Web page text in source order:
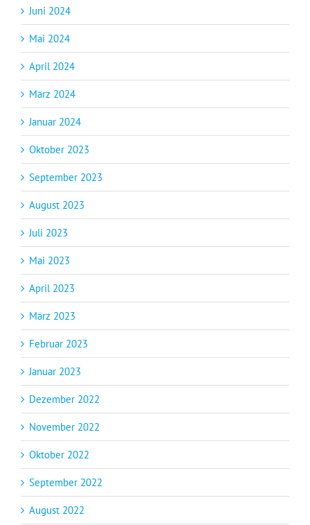
Juni 2024
Mai 2024
April 2024
März 2024
Januar 2024
Oktober 2023
September 2023
August 2023
Juli 2023
Mai 2023
April 2023
März 2023
Februar 2023
Januar 2023
Dezember 2022
November 2022
Oktober 2022
September 2022
August 2022